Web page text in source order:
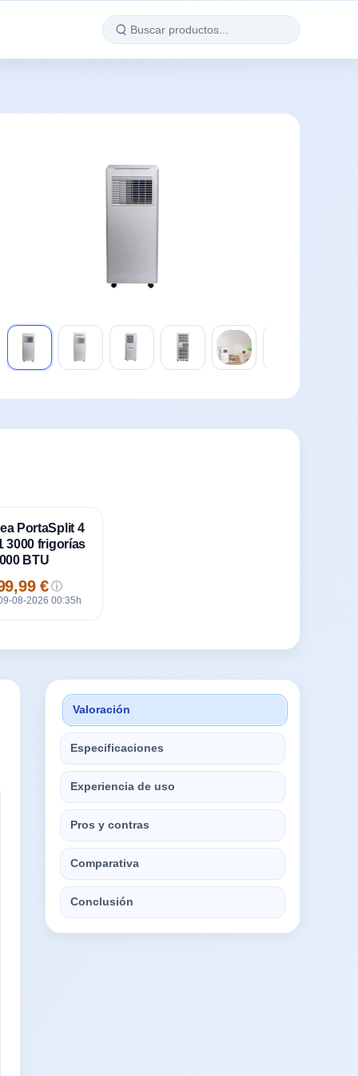
PortaSplit 4
3000 frigorías
BTU
€ ⓘ
08-2026 00:35h
Valoración
Especificaciones
Experiencia de uso
Pros y contras
Comparativa
Conclusión